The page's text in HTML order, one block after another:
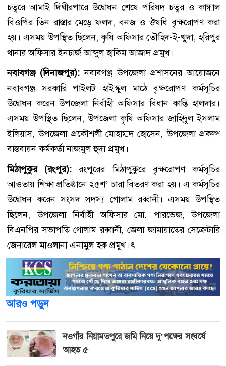
চত্বরে আমাই দিঘীরপারে উদ্বোধন শেষে পরিষদ চত্বর ও কান্ধাল
বিওপির তিন রাস্তার মেড়ে ফলদ, বনজ ও ঔষধি বৃক্ষরোপণ করা
হয়। এসময় উপস্থিত ছিলেন, কৃষি অফিসার তৌহিদ-ই-খুদা, হরিপুর
থানার অফিসার ইনচার্জ আব্দুল হাকিম আজাদ প্রমুখ।
নবাবগঞ্জ (দিনাজপুর): নবাবগঞ্জ উপজেলা প্রশাসনের আয়োজনে
নবাবগঞ্জ সরকারি পাইলট হাইস্কুল মাঠে বৃক্ষরোপণ কর্মসূচির
উদ্বোধন করেন উপজেলা নির্বাহী অফিসার বিধান কান্তি হালদার।
এসময় উপস্থিত ছিলেন, উপজেলা কৃষি অফিসার জাহিদুল ইসলাম
ইলিয়াস, উপজেলা প্রকৌশলী মোহাম্মদ হোসেন, উপজেলা প্রকল্প
বাস্তবায়ন কর্মকর্তা নাজমুল হুদা প্রমুখ।
মিঠাপুকুর (রংপুর):রংপুরের মিঠাপুকুরে বৃক্ষরোপণ কর্মসূচির
আওতায় শিক্ষা প্রতিষ্ঠানে ২৫শ’ চারা বিতরণ করা হয়। এ কর্মসূচির
উদ্বোধন করেন সংসদ সদস্য গোলাম রব্বানী। এসময় উপস্থিত
ছিলেন, উপজেলা নির্বাহী অফিসার মো. পারভেজ, উপজেলা
বিএনপির সভাপতি গোলাম রব্বানী, জেলা জামায়াতের সেক্রেটারি
জেনারেল মাওলানা এনামুল হক প্রমুখ।ৎ
আরও পড়ুন
নওগাঁর নিয়ামতপুরে জমি নিয়ে দু’পক্ষের সংঘর্ষে
আহত ৫